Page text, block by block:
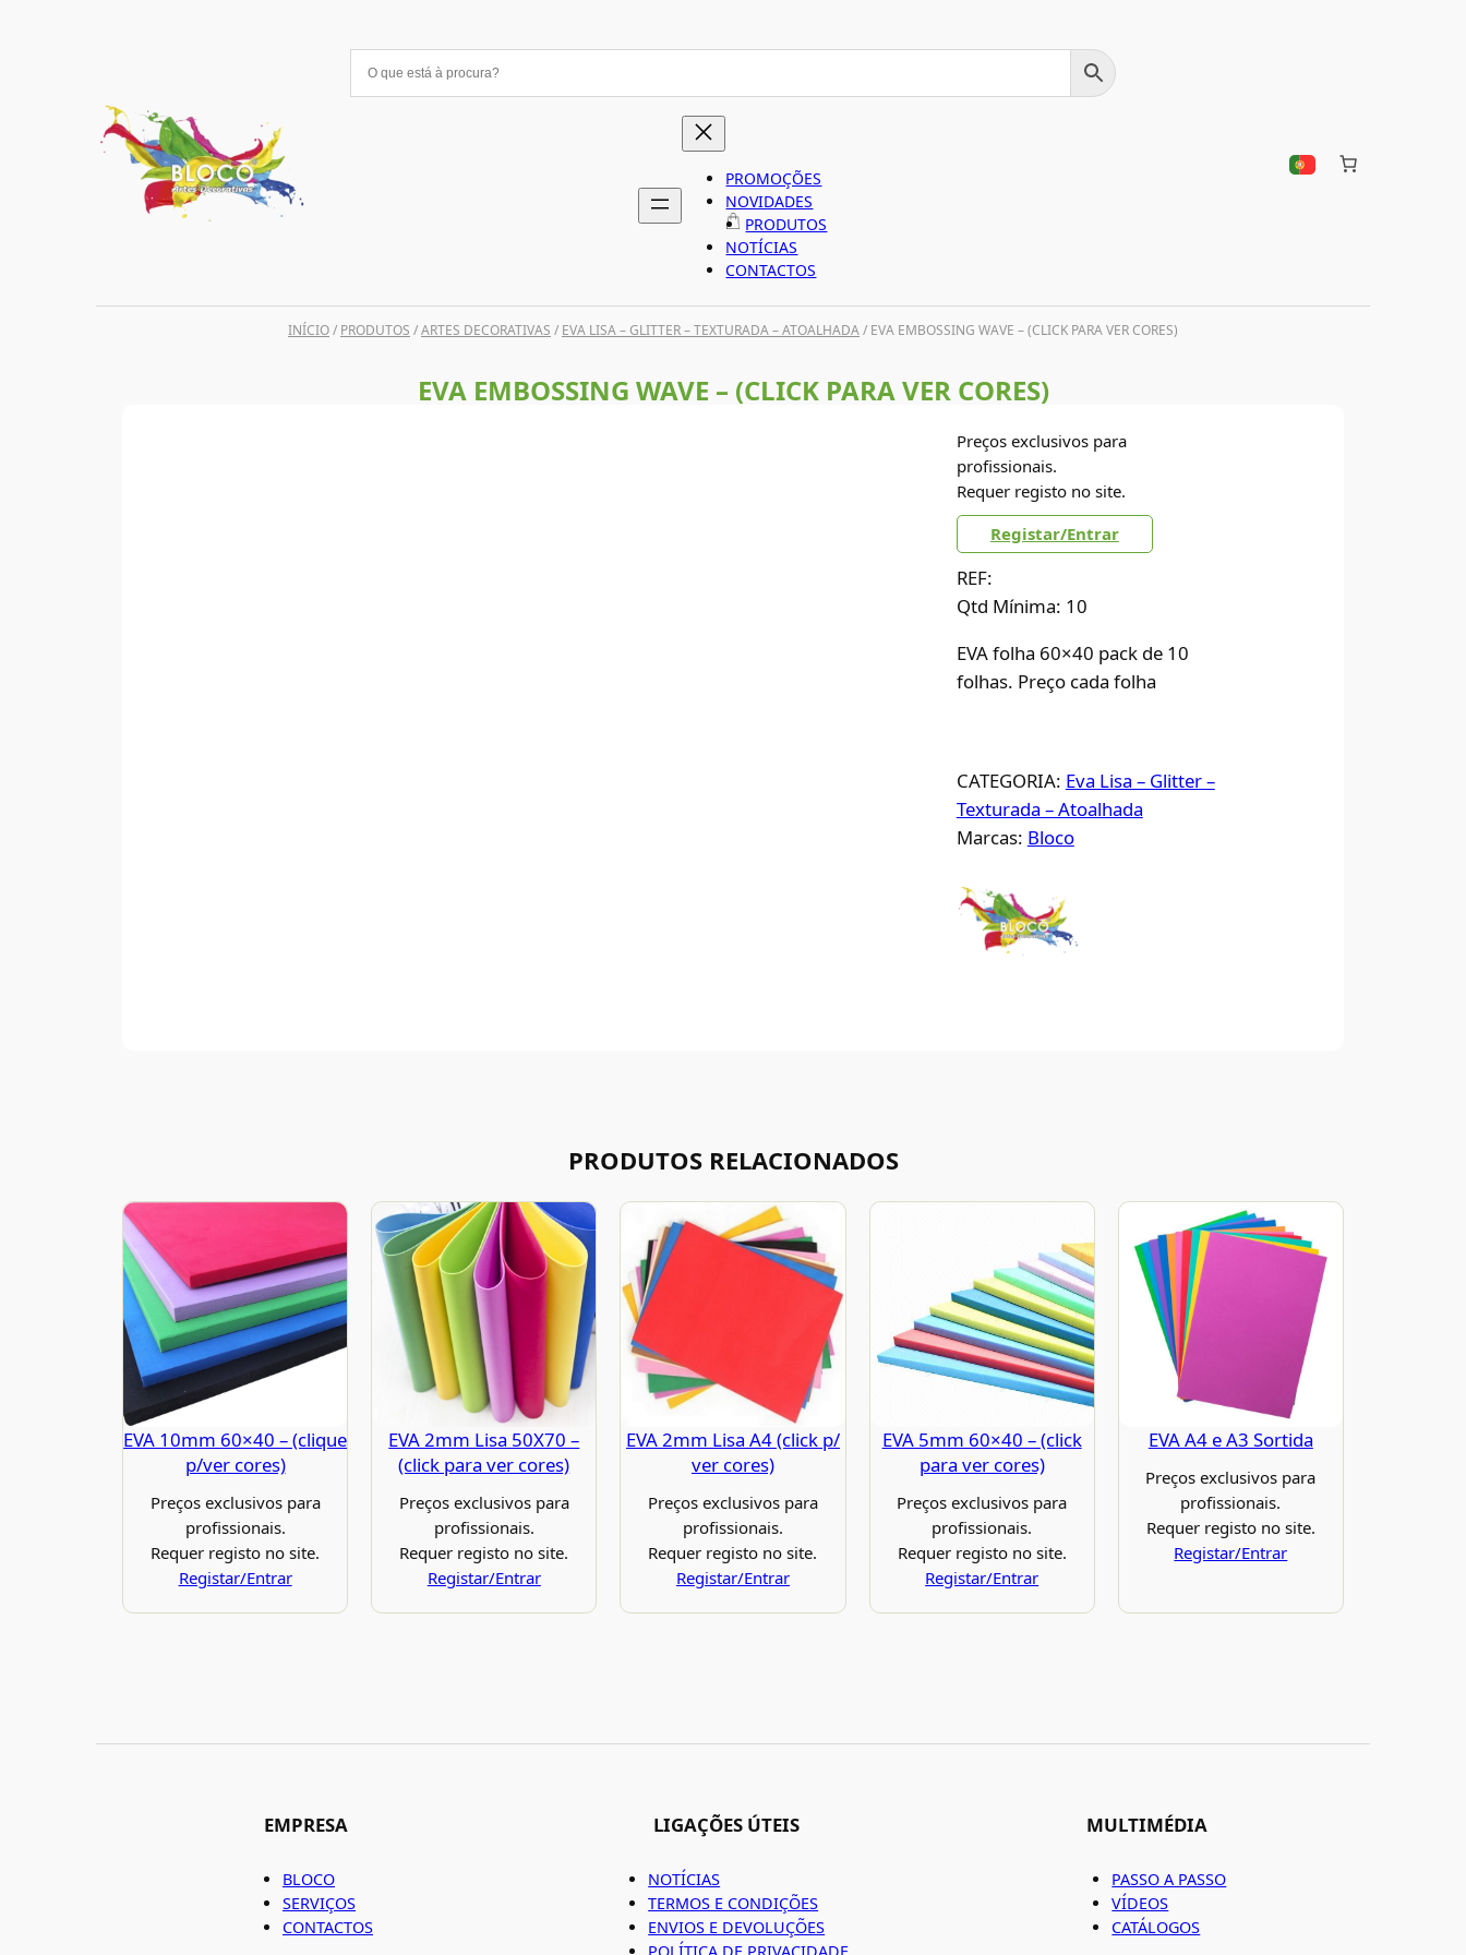
PROMOÇÕES
NOVIDADES
PRODUTOS
NOTÍCIAS
CONTACTOS
INÍCIO/ PRODUTOS /ARTES DECORATIVAS / EVA LISA – GLITTER – TEXTURADA – ATOALHADA/ EVA EMBOSSING WAVE – (CLICK PARA VER CORES)
EVA EMBOSSING WAVE – (CLICK PARA VER CORES)
Preços exclusivos para
profissionais.
Requer registo no site.
Registar/Entrar
REF:
Qtd Mínima: 10
EVA folha 60×40 pack de 10
folhas. Preço cada folha
CATEGORIA: Eva Lisa – Glitter –
Texturada – Atoalhada
Marcas: Bloco
PRODUTOS RELACIONADOS
EVA 10mm 60×40 – (clique
p/ver cores)
Preços exclusivos para
profissionais.
Requer registo no site.
Registar/Entrar
EVA 2mm Lisa 50X70 –
(click para ver cores)
Preços exclusivos para
profissionais.
Requer registo no site.
Registar/Entrar
EVA 2mm Lisa A4 (click p/
ver cores)
Preços exclusivos para
profissionais.
Requer registo no site.
Registar/Entrar
EVA 5mm 60×40 – (click
para ver cores)
Preços exclusivos para
profissionais.
Requer registo no site.
Registar/Entrar
EVA A4 e A3 Sortida
Preços exclusivos para
profissionais.
Requer registo no site.
Registar/Entrar
EMPRESA
BLOCO
SERVIÇOS
CONTACTOS
LIGAÇÕES ÚTEIS
NOTÍCIAS
TERMOS E CONDIÇÕES
ENVIOS E DEVOLUÇÕES
MULTIMÉDIA
PASSO A PASSO
VÍDEOS
CATÁLOGOS